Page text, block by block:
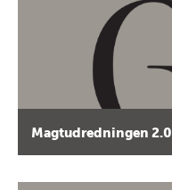
Magtudredningen 2.0